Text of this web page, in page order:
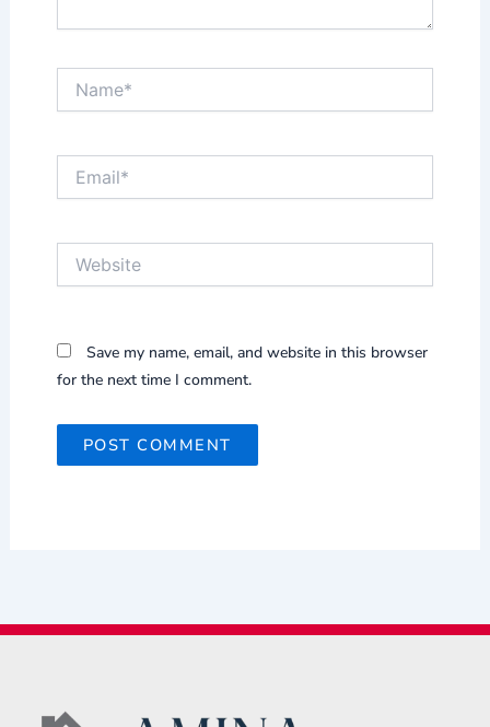
Save my name, email, and website in this browser
for the next time I comment.